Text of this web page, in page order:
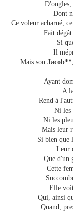
D'ongles,
Dont
Ce voleur acharné,
Fait
Si
Il
Mais son Jacob**
Ayant
A
Rend à
Ni les
Ni les
Mais leur
Si bien que
Leur
Que d'un
Cette
Elle
Qui, ainsi
Quand,